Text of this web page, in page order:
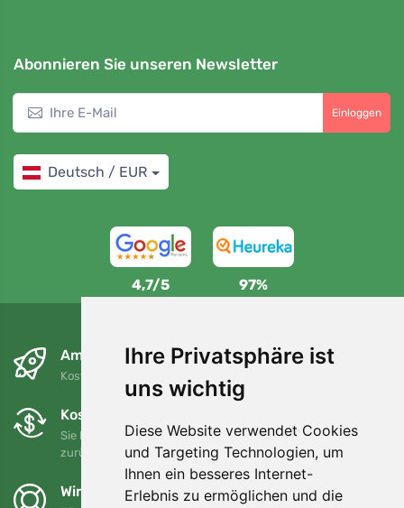
Ihre Privatsphäre ist
uns wichtig
Diese Website verwendet Cookies
und Targeting Technologien, um
Ihnen ein besseres Internet-
Erlebnis zu ermöglichen und die
Abonnieren Sie unseren Newsletter
Einloggen
Deutsch / EUR
4,7/5 97%
Am nächsten Tag und kostenlos
Kostenloser Versand für Bestellungen über 80 EUR
Kostenloser Umtausch und Rückgabe
Sie können Ihre Bestellung jederzeit innerhalb von 90 Tagen
zurückgeben oder umtauschen.
Wir unterstützen Trees.org